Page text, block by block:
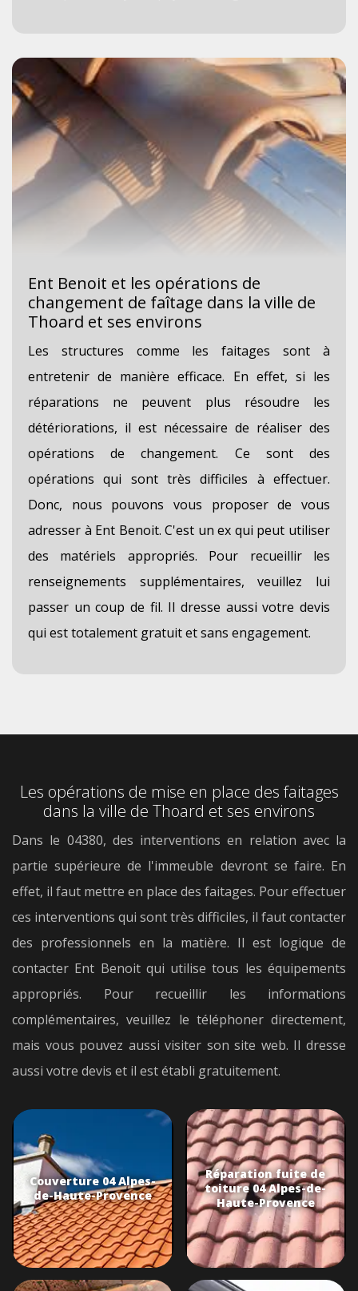
Ent Benoit et les opérations de
changement de faîtage dans la ville de
Thoard et ses environs
Les structures comme les faitages sont à
entretenir de manière efficace. En effet, si les
réparations ne peuvent plus résoudre les
détériorations, il est nécessaire de réaliser des
opérations de changement. Ce sont des
opérations qui sont très difficiles à effectuer.
Donc, nous pouvons vous proposer de vous
adresser à Ent Benoit. C'est un ex qui peut utiliser
des matériels appropriés. Pour recueillir les
renseignements supplémentaires, veuillez lui
passer un coup de fil. Il dresse aussi votre devis
qui est totalement gratuit et sans engagement.
Les opérations de mise en place des faitages
dans la ville de Thoard et ses environs
Dans le 04380, des interventions en relation avec la
partie supérieure de l'immeuble devront se faire. En
effet, il faut mettre en place des faitages. Pour effectuer
ces interventions qui sont très difficiles, il faut contacter
des professionnels en la matière. Il est logique de
contacter Ent Benoit qui utilise tous les équipements
appropriés. Pour recueillir les informations
complémentaires, veuillez le téléphoner directement,
mais vous pouvez aussi visiter son site web. Il dresse
aussi votre devis et il est établi gratuitement.
Couverture 04 Alpes-
de-Haute-Provence
Réparation fuite de
toiture 04 Alpes-de-
Haute-Provence